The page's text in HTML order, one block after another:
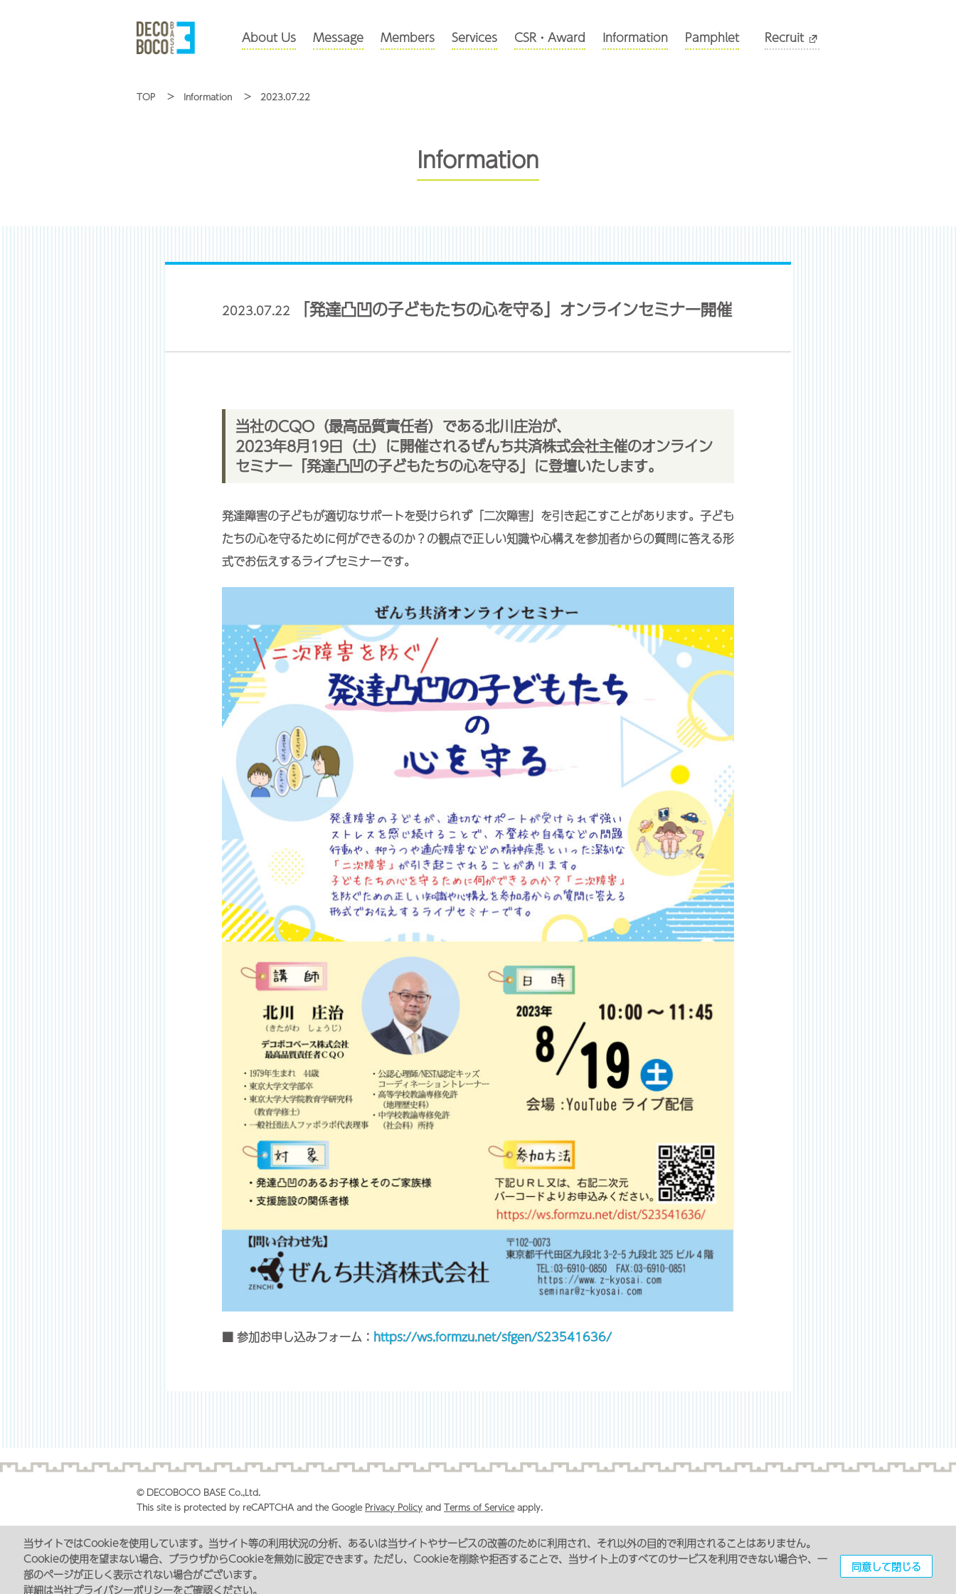
About Us Message Members Services CSR・Award Information Pamphlet Recruit
TOP Information 2023.07.22
Information
2023.07.22 「発達凸凹の子どもたちの心を守る」オンラインセミナー開催
当社のCQO（最高品質責任者）である北川庄治が、
2023年8月19日（土）に開催されるぜんち共済株式会社主催のオンライン
セミナー「発達凸凹の子どもたちの心を守る」に登壇いたします。
発達障害の子どもが適切なサポートを受けられず「二次障害」を引き起こすことがあります。子ども
たちの心を守るために何ができるのか？の観点で正しい知識や心構えを参加者からの質問に答える形
式でお伝えするライブセミナーです。
■ 参加お申し込みフォーム： https://ws.formzu.net/sfgen/S23541636/
© DECOBOCO BASE Co.,Ltd.
This site is protected by reCAPTCHA and the Google Privacy Policy and Terms of Serviceapply.
プライバシーポリシー コンプライアンス サイトマップ
カスタマーハラスメントに対する基本方針
Contact
当サイトではCookieを使用しています。当サイト等の利用状況の分析、あるいは当サイトやサービスの改善のために利用され、それ以外の目的で利用されることはありません。
Cookieの使用を望まない場合、ブラウザからCookieを無効に設定できます。ただし、Cookieを削除や拒否することで、当サイト上のすべてのサービスを利用できない場合や、一
部のページが正しく表示されない場合がございます。
詳細は当社プライバシーポリシーをご確認ください。
同意して閉じる